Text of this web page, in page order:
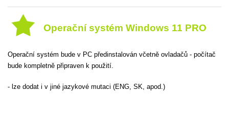
Operační systém Windows 11 PRO
Operační systém bude v PC předinstalován včetně ovladačů - počítač
bude kompletně připraven k použití.
- lze dodat i v jiné jazykové mutaci (ENG, SK, apod.)